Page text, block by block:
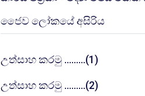
ජෛව ලෝකයේ අසිරිය
උත්සාහ කරමු .........(1)පැන විසදුම
උත්සාහ කරමු .........(2)පැන විසදුම